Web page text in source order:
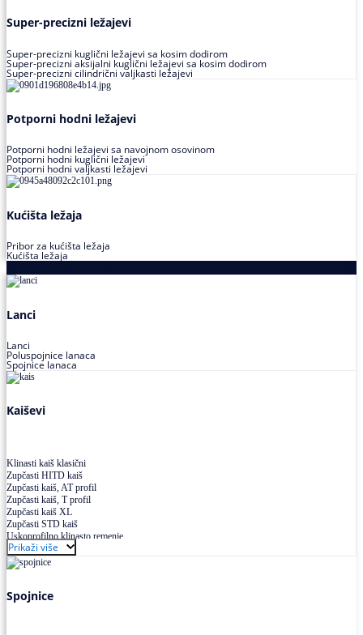
Super-precizni ležajevi
Super-precizni kuglični ležajevi sa kosim dodirom
Super-precizni aksijalni kuglični ležajevi sa kosim dodirom
Super-precizni cilindrični valjkasti ležajevi
Potporni hodni ležajevi
Potporni hodni ležajevi sa navojnom osovinom
Potporni hodni kuglični ležajevi
Potporni hodni valjkasti ležajevi
Kućišta ležaja
Pribor za kućišta ležaja
Kućišta ležaja
Lanci
Lanci
Poluspojnice lanaca
Spojnice lanaca
Kaiševi
Klinasti kaiš klasični
Zupčasti HITD kaiš
Zupčasti kaiš, AT profil
Zupčasti kaiš, T profil
Zupčasti kaiš XL
Zupčasti STD kaiš
Uskoprofilno klinasto remenje
Uskoprofilno klinasto remenje spojeno
Uskoprofilno klinasto remenje XP extra power
Višekanalno remenje PJ,PK
Prikaži više
Spojnice